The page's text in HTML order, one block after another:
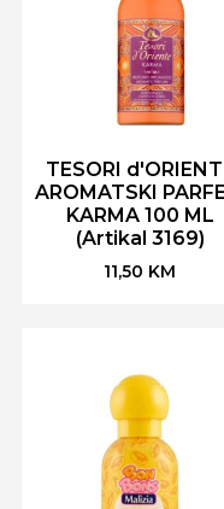
TESORI
AROMATSKI
KARMA 100 ML
(Artikal 3169)
11,50 KM